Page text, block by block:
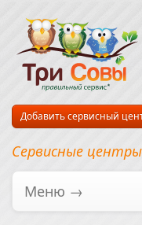
Добавить сервисный
Сервисные
Меню →